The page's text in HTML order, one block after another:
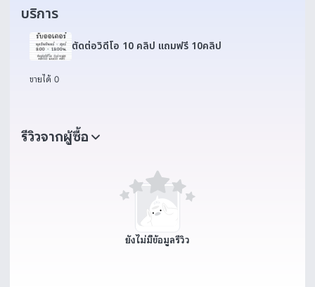
บริการ
ตัดต่อวิดีโอ 10 คลิป แถมฟรี 10คลิป
ขายได้ 0
รีวิวจากผู้ซื้อ
ยังไม่มีข้อมูลรีวิว